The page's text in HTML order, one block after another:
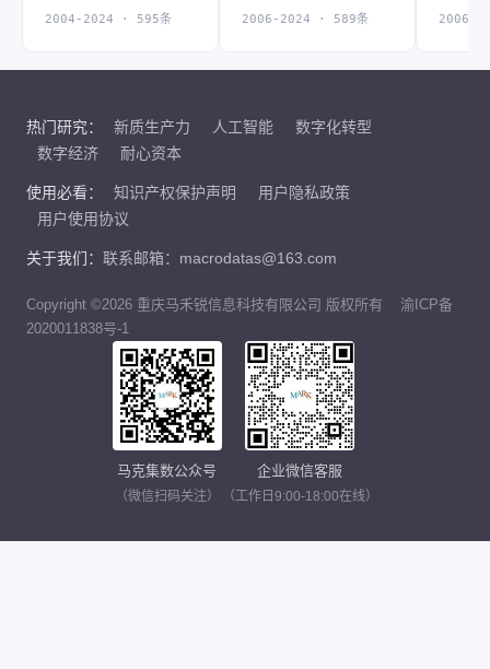
2004-2024 · 595条
总额
2006-2024 · 589条 2006-
热门研究： 新质生产力 人工智能
数字化转型
数字经济
耐心资本
使用必看： 知识产权保护声明
用户隐私政策
用户使用协议
关于我们： 联系邮箱：macrodatas@163.com
Copyright ©2026 重庆马禾锐信息科技有限公司 版权所有
渝ICP备
2020011838号-1
马克集数公众号
（微信扫码关注）
企业微信客服
（工作日9:00-18:00在线）